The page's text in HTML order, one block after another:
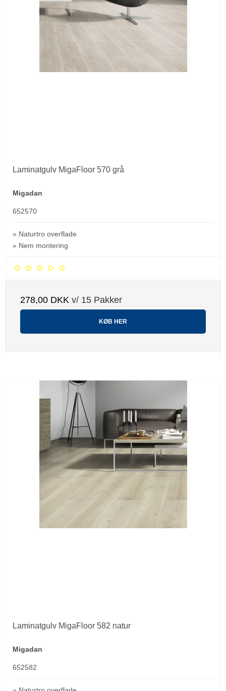
Laminatgulv MigaFloor 570 grå
Migadan
652570
» Naturtro overflade
» Nem montering
278,00 DKK v/ 15 Pakker
KØB HER
Laminatgulv MigaFloor 582 natur
Migadan
652582